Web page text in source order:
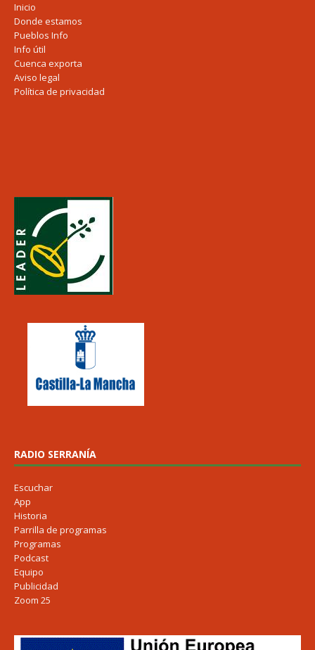
Inicio
Donde estamos
Pueblos Info
Info útil
Cuenca exporta
Aviso legal
Política de privacidad
RADIO SERRANÍA
Escuchar
App
Historia
Parrilla de programas
Programas
Podcast
Equipo
Publicidad
Zoom 25